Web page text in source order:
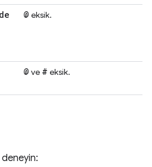
@ eksik.
@ ve # eksik.